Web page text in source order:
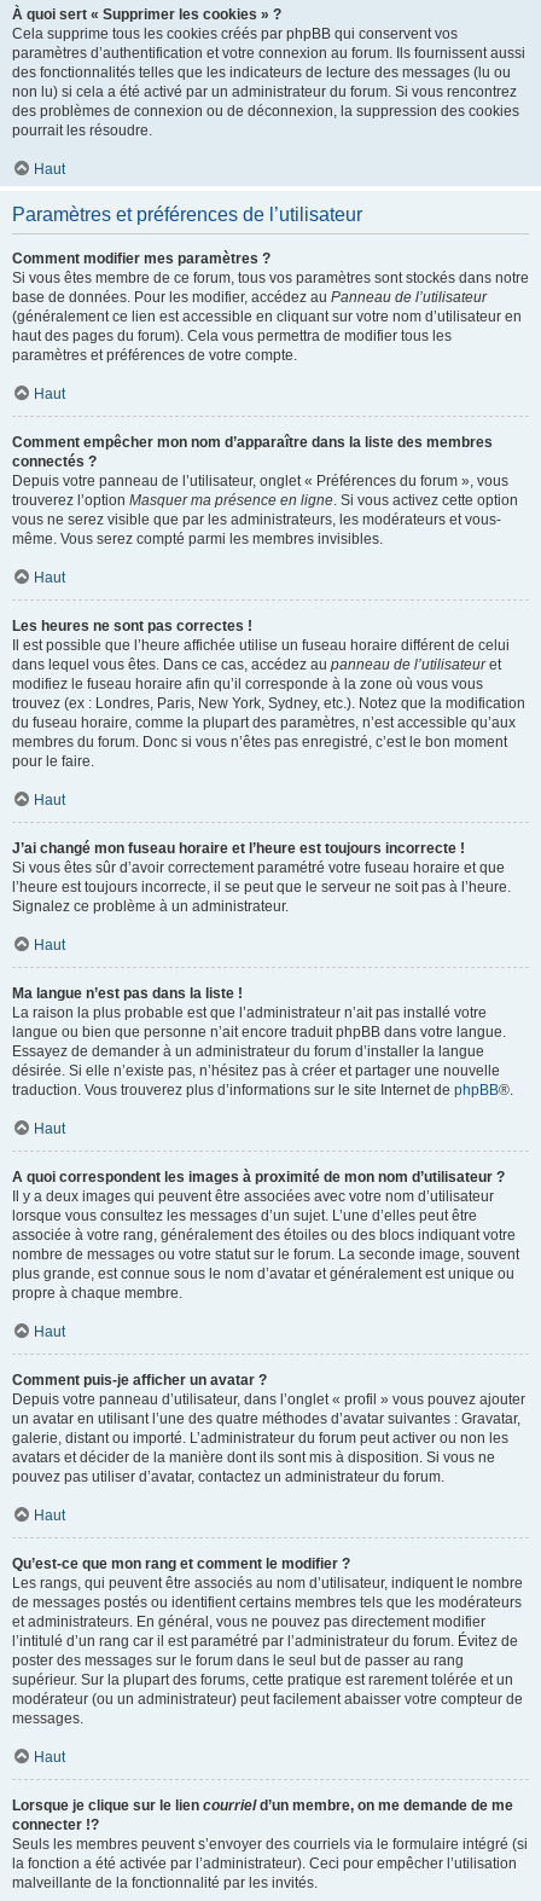
À quoi sert « Supprimer les cookies » ?
Cela supprime tous les cookies créés par phpBB qui conservent vos
paramètres d’authentification et votre connexion au forum. Ils fournissent aussi
des fonctionnalités telles que les indicateurs de lecture des messages (lu ou
non lu) si cela a été activé par un administrateur du forum. Si vous rencontrez
des problèmes de connexion ou de déconnexion, la suppression des cookies
pourrait les résoudre.
Haut
Paramètres et préférences de l’utilisateur
Comment modifier mes paramètres ?
Si vous êtes membre de ce forum, tous vos paramètres sont stockés dans notre
base de données. Pour les modifier, accédez au Panneau de l’utilisateur
(généralement ce lien est accessible en cliquant sur votre nom d’utilisateur en
haut des pages du forum). Cela vous permettra de modifier tous les
paramètres et préférences de votre compte.
Haut
Comment empêcher mon nom d’apparaître dans la liste des membres
connectés ?
Depuis votre panneau de l’utilisateur, onglet « Préférences du forum », vous
trouverez l’option Masquer ma présence en ligne. Si vous activez cette option
vous ne serez visible que par les administrateurs, les modérateurs et vous-
même. Vous serez compté parmi les membres invisibles.
Haut
Les heures ne sont pas correctes !
Il est possible que l’heure affichée utilise un fuseau horaire différent de celui
dans lequel vous êtes. Dans ce cas, accédez au panneau de l’utilisateuret
modifiez le fuseau horaire afin qu’il corresponde à la zone où vous vous
trouvez (ex : Londres, Paris, New York, Sydney, etc.). Notez que la modification
du fuseau horaire, comme la plupart des paramètres, n’est accessible qu’aux
membres du forum. Donc si vous n’êtes pas enregistré, c’est le bon moment
pour le faire.
Haut
J’ai changé mon fuseau horaire et l’heure est toujours incorrecte !
Si vous êtes sûr d’avoir correctement paramétré votre fuseau horaire et que
l’heure est toujours incorrecte, il se peut que le serveur ne soit pas à l’heure.
Signalez ce problème à un administrateur.
Haut
Ma langue n’est pas dans la liste !
La raison la plus probable est que l’administrateur n’ait pas installé votre
langue ou bien que personne n’ait encore traduit phpBB dans votre langue.
Essayez de demander à un administrateur du forum d’installer la langue
désirée. Si elle n’existe pas, n’hésitez pas à créer et partager une nouvelle
traduction. Vous trouverez plus d’informations sur le site Internet de phpBB®.
Haut
A quoi correspondent les images à proximité de mon nom d’utilisateur ?
Il y a deux images qui peuvent être associées avec votre nom d’utilisateur
lorsque vous consultez les messages d’un sujet. L’une d’elles peut être
associée à votre rang, généralement des étoiles ou des blocs indiquant votre
nombre de messages ou votre statut sur le forum. La seconde image, souvent
plus grande, est connue sous le nom d’avatar et généralement est unique ou
propre à chaque membre.
Haut
Comment puis-je afficher un avatar ?
Depuis votre panneau d’utilisateur, dans l’onglet « profil » vous pouvez ajouter
un avatar en utilisant l’une des quatre méthodes d’avatar suivantes : Gravatar,
galerie, distant ou importé. L’administrateur du forum peut activer ou non les
avatars et décider de la manière dont ils sont mis à disposition. Si vous ne
pouvez pas utiliser d’avatar, contactez un administrateur du forum.
Haut
Qu’est-ce que mon rang et comment le modifier ?
Les rangs, qui peuvent être associés au nom d’utilisateur, indiquent le nombre
de messages postés ou identifient certains membres tels que les modérateurs
et administrateurs. En général, vous ne pouvez pas directement modifier
l’intitulé d’un rang car il est paramétré par l’administrateur du forum. Évitez de
poster des messages sur le forum dans le seul but de passer au rang
supérieur. Sur la plupart des forums, cette pratique est rarement tolérée et un
modérateur (ou un administrateur) peut facilement abaisser votre compteur de
messages.
Haut
Lorsque je clique sur le lien courrield’un membre, on me demande de me
connecter !?
Seuls les membres peuvent s’envoyer des courriels via le formulaire intégré (si
la fonction a été activée par l’administrateur). Ceci pour empêcher l’utilisation
malveillante de la fonctionnalité par les invités.